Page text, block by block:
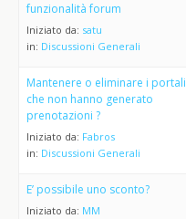
funzionalità forum
Iniziato da: satu
in: Discussioni Generali
Mantenere o eliminare i portali
che non hanno generato
prenotazioni ?
Iniziato da: Fabros
in: Discussioni Generali
E’ possibile uno sconto?
Iniziato da: MM